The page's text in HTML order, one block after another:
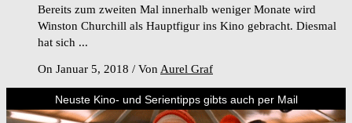
Bereits zum zweiten Mal innerhalb weniger Monate wird
Winston Churchill als Hauptfigur ins Kino gebracht. Diesmal
hat sich ...
On Januar 5, 2018 / Von Aurel Graf